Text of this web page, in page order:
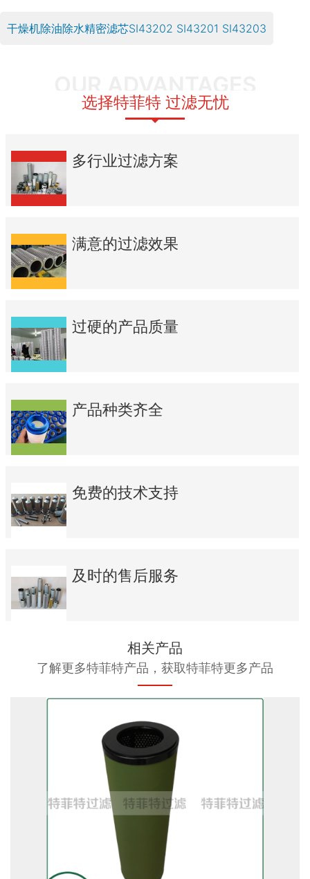
干燥机除油除水精密滤芯SI43202 SI43201 SI43203
选择特菲特 过滤无忧
多行业过滤方案
满意的过滤效果
过硬的产品质量
产品种类齐全
免费的技术支持
及时的售后服务
相关产品
了解更多特菲特产品，获取特菲特更多产品